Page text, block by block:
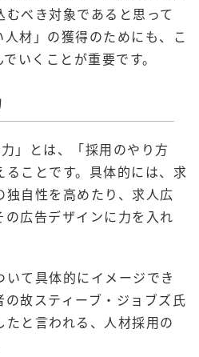
べき対象であると思って
材」の獲得のためにも、こ
いくことが重要です。
」とは、「採用のやり方
ることです。具体的には、求
自性を高めたり、求人広
広告デザインに力を入れ
いて具体的にイメージでき
故スティーブ・ジョブズ氏
と言われる、人材採用の